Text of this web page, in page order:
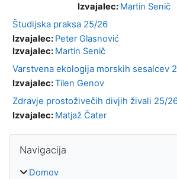
Izvajalec: Martin Senič
Študijska praksa 25/26
Izvajalec: Peter Glasnović
Izvajalec: Martin Senič
Varstvena ekologija morskih sesalcev
Izvajalec:Tilen Genov
Zdravje prostoživečih divjih živali 25/
Izvajalec: Matjaž Čater
Bloki
Navigacija
Domov